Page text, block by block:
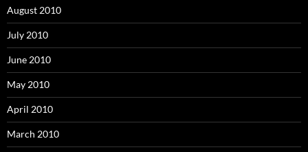
August 2010
July 2010
June 2010
May 2010
April 2010
March 2010